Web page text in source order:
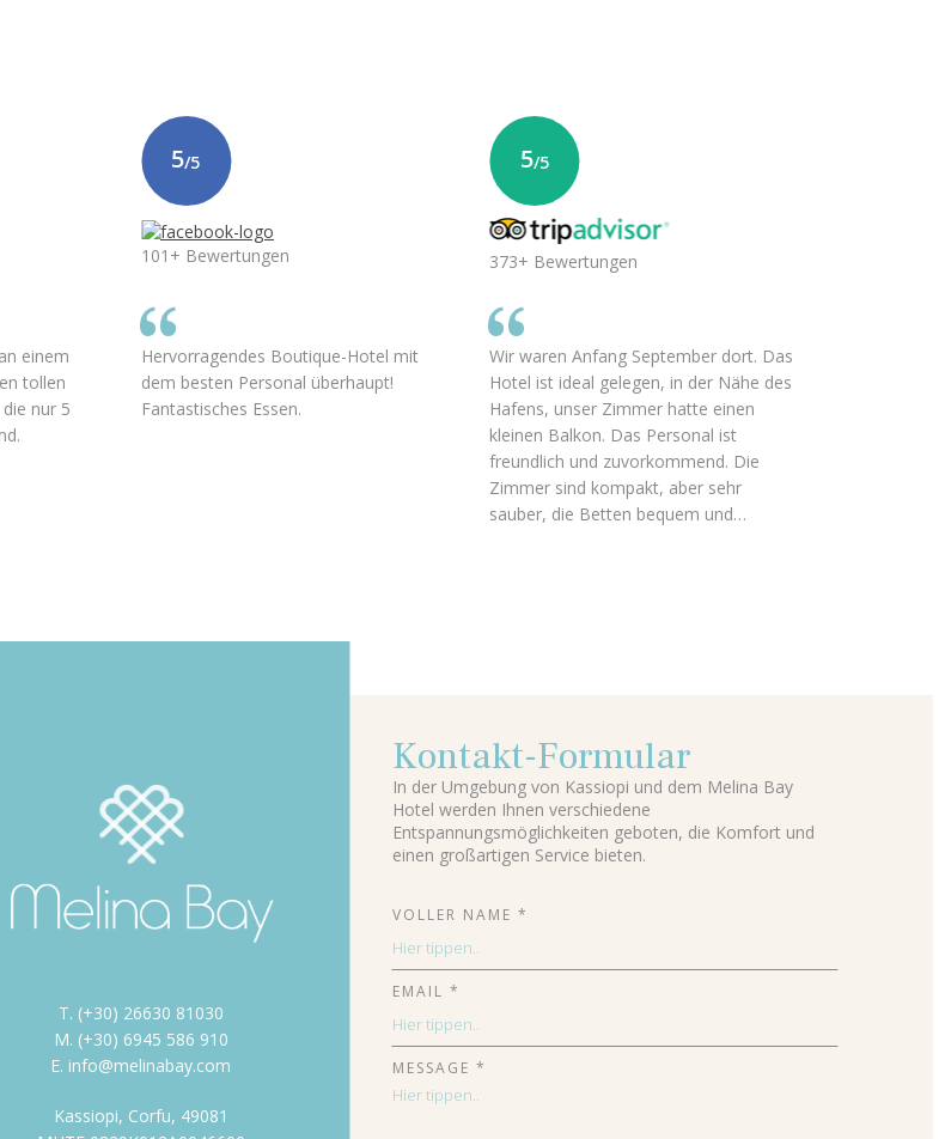
einem
tollen
nur 5
5/5
101+ Bewertungen
Hervorragendes Boutique-Hotel mit
dem besten Personal überhaupt!
Fantastisches Essen.
5/5
373+ Bewertungen
Wir waren Anfang September dort. Das
Hotel ist ideal gelegen, in der Nähe des
Hafens, unser Zimmer hatte einen
kleinen Balkon. Das Personal ist
freundlich und zuvorkommend. Die
Zimmer sind kompakt, aber sehr
sauber, die Betten bequem und…
T. (+30) 26630 81030
M. (+30) 6945 586 910
E. info@melinabay.com
Kassiopi, Corfu, 49081
Kontakt-Formular
In der Umgebung von Kassiopi und dem Melina Bay
Hotel werden Ihnen verschiedene
Entspannungsmöglichkeiten geboten, die Komfort und
einen großartigen Service bieten.
VOLLER NAME *
EMAIL *
MESSAGE *